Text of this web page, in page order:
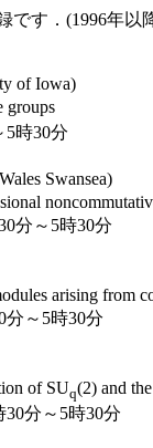
です．(1996年以
of Iowa)
groups
5時30分
Swansea)
分～5時30分
arising from
分～5時30分
of SUq(2) and
30分～5時30分